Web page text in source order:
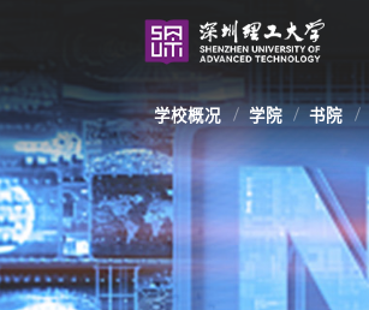
学校概况 学院 书院